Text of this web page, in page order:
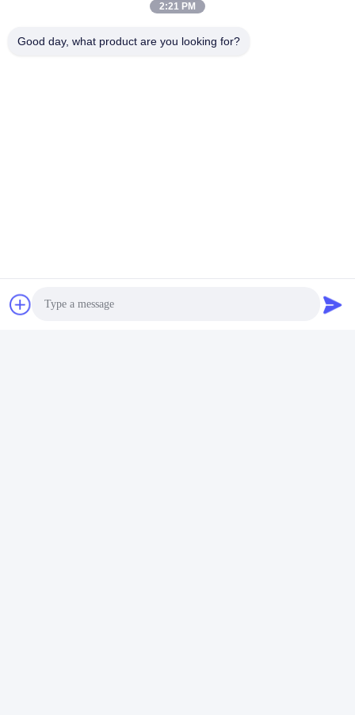
2:21 PM
Good day, what product are you looking for?